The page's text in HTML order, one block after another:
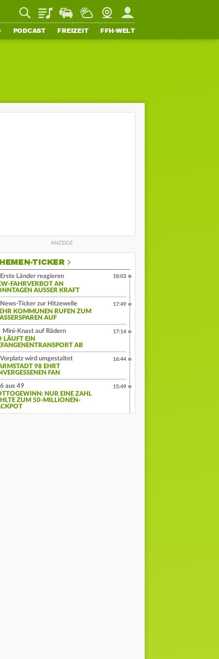
PlaylistStaupilotWetterWebcamMein FFH
PODCAST FREIZEIT FFH-WELT
TICKER
Erste Länder reagieren
FAHRVERBOT AN
AUSSER KRAFT
18:03
News-Ticker zur Hitzewelle
KOMMUNEN RUFEN ZUM
AUF
17:49
Mini-Knast auf Rädern
LÄUFT EIN
AB
17:14
Vorplatz wird umgestaltet
98 EHRT
FAN
16:44
6 aus 49
NUR EINE ZAHL
ZUM 50-MILLIONEN-
15:49